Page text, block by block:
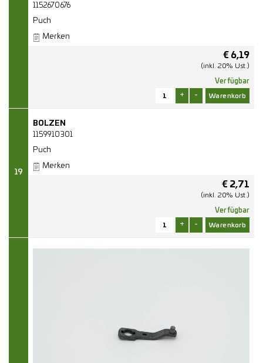
1152670676
Puch
Merken
€ 6,19
(inkl. 20% Ust.)
Verfügbar
+ -
19
BOLZEN
1159910301
Puch
Merken
€ 2,71
(inkl. 20% Ust.)
Verfügbar
+ -